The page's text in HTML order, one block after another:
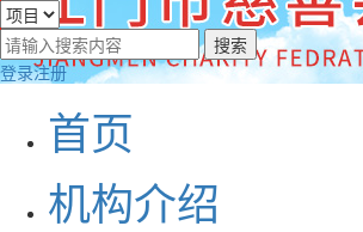
登录注册
首页
机构介绍